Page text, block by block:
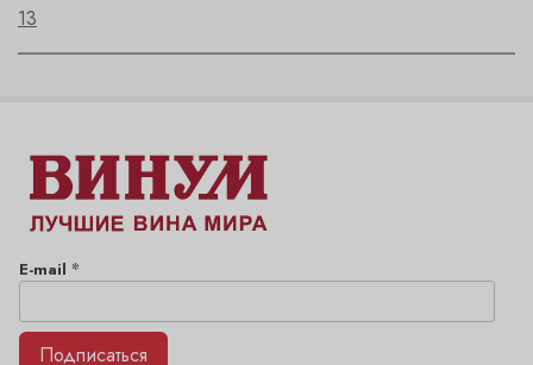
13
E-mail *
Подписаться